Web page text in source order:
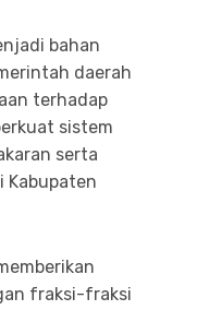
bahan
daerah
terhadap
sistem
serta
Kabupaten
fraksi-fraksi